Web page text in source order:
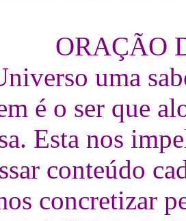
ORAÇÃO
uma
é o ser que
Esta nos
conteúdo
concretizar